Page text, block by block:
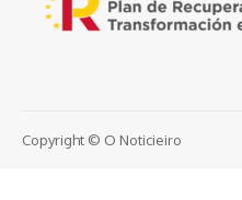
Copyright © O Noticieiro